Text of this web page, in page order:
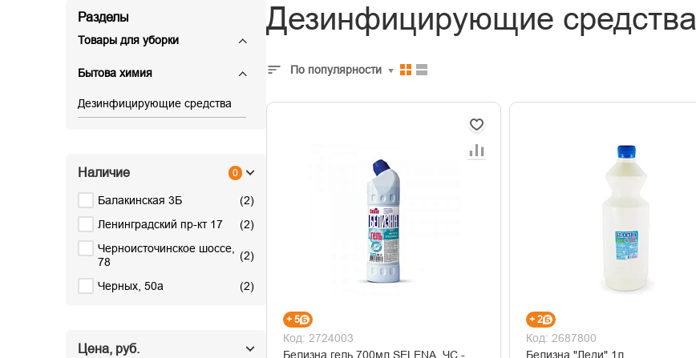
Разделы
Товары для уборки
Бытова химия
Дезинфицирующие средства
Наличие 0
Балакинская 3Б (2)
Ленинградский пр-кт 17
(2)
Черноисточинское шоссе,
78
(2)
Черных, 50а (2)
Цена, руб.
Дезинфицирующие средства
По популярности
+ 5
Код: 2724003
Белизна гель 700мл SELENA, ЧС -
+ 2
Код: 2687800
Белизна "Леди",1л